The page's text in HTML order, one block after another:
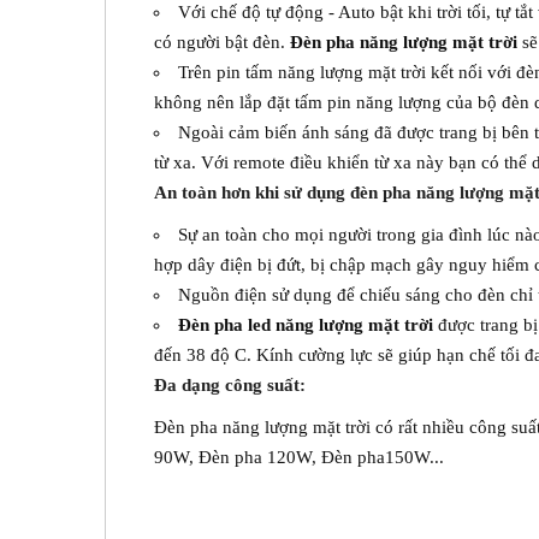
Với chế độ tự động - Auto bật khi trời tối, tự
có người bật đèn. Đèn pha năng lượng mặt trời
Trên pin tấm năng lượng mặt trời kết nối với
không nên lắp đặt tấm pin năng lượng của bộ
Ngoài cảm biến ánh sáng đã được trang bị
từ xa. Với remote điều khiển từ xa này bạn có thể
An toàn hơn khi sử dụng đèn pha năng lượng
Sự an toàn cho mọi người trong gia đình lúc
hợp dây điện bị đứt, bị chập mạch gây nguy
Nguồn điện sử dụng để chiếu sáng cho đèn
Đèn pha led năng lượng mặt trời được trang
đến 38 độ C. Kính cường lực sẽ giúp hạn chế tối
Đa dạng công suất:
Đèn pha năng lượng mặt trời có rất nhiều công
90W, Đèn pha 120W, Đèn pha150W...